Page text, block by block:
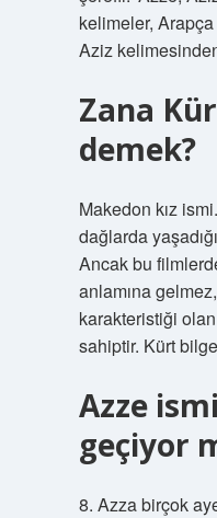
kelimeler, Arapça
Aziz
Zana
demek?
Makedon kız
dağlarda
Ancak bu
anlamına
karakteristiği
sahiptir. Kürt
Azze
geçiyor
8. Azza birçok